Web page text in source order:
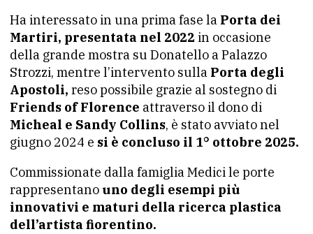
Ha interessato in una prima fase la Porta dei
Martiri, presentata nel 2022 in occasione
della grande mostra su Donatello a Palazzo
Strozzi, mentre l’intervento sulla Porta degli
Apostoli, reso possibile grazie al sostegno di
Friends of Florence attraverso il dono di
Micheal e Sandy Collins, è stato avviato nel
giugno 2024 e si è concluso il 1° ottobre 2025.
Commissionate dalla famiglia Medici le porte
rappresentano uno degli esempi più
innovativi e maturi della ricerca plastica
dell’artista fiorentino.